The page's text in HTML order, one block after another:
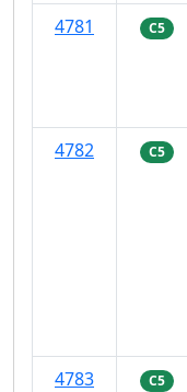
4781
C5
4782
C5
4783
C5